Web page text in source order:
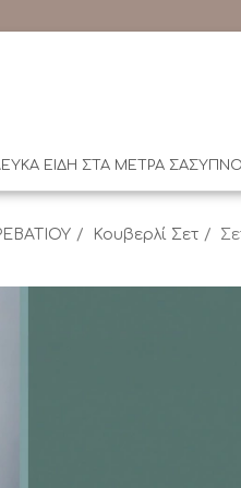
ΕΙΔΗ ΣΤΑ ΜΕΤΡΑ ΣΑΣ
Κουβερλί Σετ